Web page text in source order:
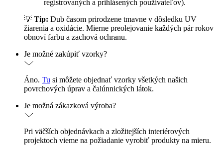
registrovaných a prihlásených používateľov).
💡 Tip: Dub časom prirodzene tmavne v dôsledku UV
žiarenia a oxidácie. Mierne preolejovanie každých pár rokov
obnoví farbu a zachová ochranu.
Je možné zakúpiť vzorky?
Áno. Tu si môžete objednať vzorky všetkých našich
povrchových úprav a čalúnnických látok.
Je možná zákazková výroba?
Pri väčších objednávkach a zložitejších interiérových
projektoch vieme na požiadanie vyrobiť produkty na mieru.